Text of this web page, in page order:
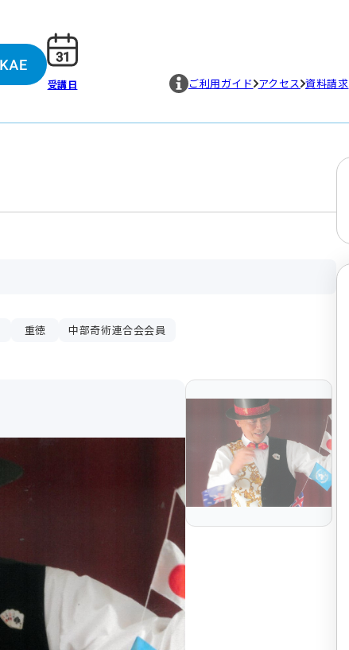
受講日 ご利用ガイド アクセス 資料請求
重徳 中部奇術連合会会員